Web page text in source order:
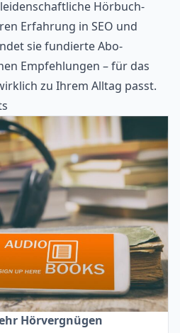
Hörbuch-
Erfahrung in SEO und
sie fundierte Abo-
Empfehlungen – für das
zu Ihrem Alltag passt.
Hörvergnügen